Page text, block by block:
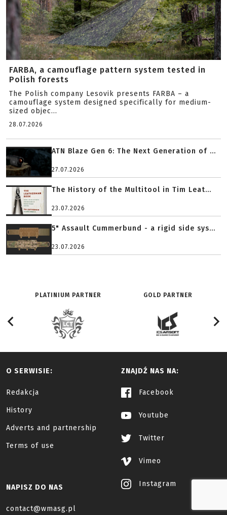
FARBA, a camouflage pattern system tested in
Polish forests
The Polish company Lesovik presents FARBA – a
camouflage system designed specifically for medium-
sized objec...
28.07.2026
ATN Blaze Gen 6: The Next Generation of ...
27.07.2026
The History of the Multitool in Tim Leat...
23.07.2026
5" Assault Cummerbund - a rigid side sys...
23.07.2026
PLATINIUM PARTNER GOLD PARTNER
O SERWISIE:
Redakcja
History
Adverts and partnership
Terms of use
ZNAJDŹ NAS NA:
Facebook
Youtube
Twitter
Vimeo
Instagram
NAPISZ DO NAS
contact@wmasg.pl